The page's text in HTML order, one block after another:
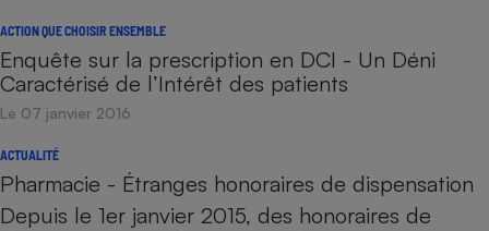
ACTION QUE CHOISIR ENSEMBLE
Enquête sur la prescription en DCI - Un Déni
Caractérisé de l’Intérêt des patients
Le 07 janvier 2016
ACTUALITÉ
Pharmacie - Étranges honoraires de dispensation
Depuis le 1er janvier 2015, des honoraires de